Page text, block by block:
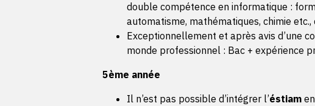
double compétence en informatique :
automatisme, mathématiques, chimie
Exceptionnellement et après avis d’une
monde professionnel : Bac + expérience
5ème année
Il n’est pas possible d’intégrer l’éstiam